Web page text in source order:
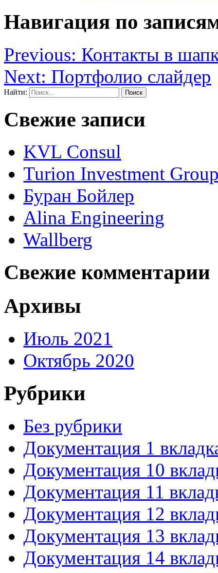
Навигация по
Previous: Контакты в
Next: Портфолио слайдер
Найти:
Свежие записи
KVL Consul
Turion Investment
Буран Бойлер
Alina Engineering
Wallberg
Свежие комментарии
Архивы
Июль 2021
Октябрь 2020
Рубрики
Без рубрики
Документация 1
Документация 10
Документация 11
Документация 12
Документация 13
Документация 14